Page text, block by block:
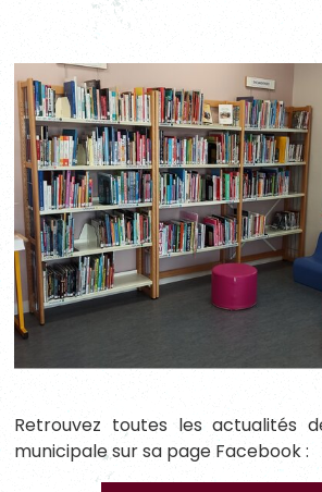
Retrouvez toutes les actualités
municipale sur sa page Facebook :